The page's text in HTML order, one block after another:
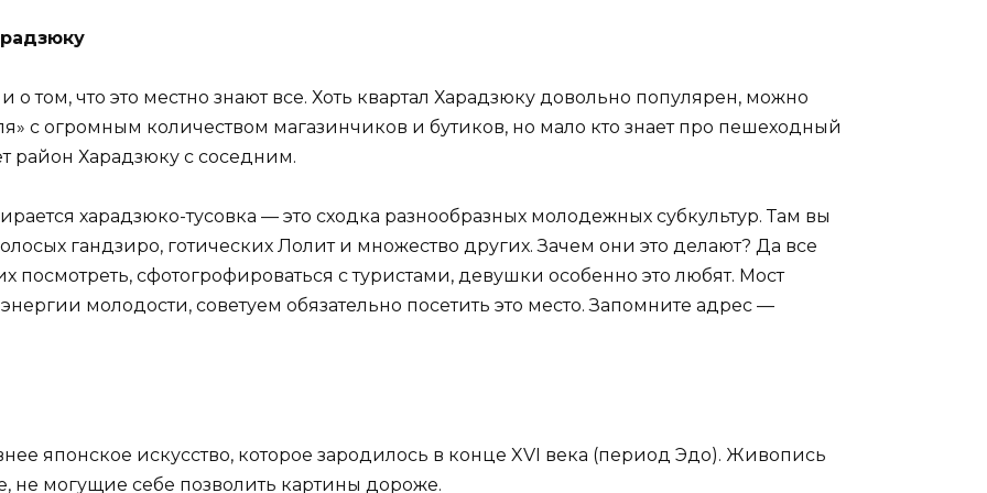
о том, что это местно знают все. Хоть квартал Харадзюку довольно популярен, можно
с огромным количеством магазинчиков и бутиков, но мало кто знает про пешеходный
район Харадзюку с соседним.
харадзюко-тусовка — это сходка разнообразных молодежных субкультур. Там вы
гандзиро, готических Лолит и множество других. Зачем они это делают? Да все
посмотреть, сфотогрофироваться с туристами, девушки особенно это любят. Мост
молодости, советуем обязательно посетить это место. Запомните адрес —
японское искусство, которое зародилось в конце XVI века (период Эдо). Живопись
не могущие себе позволить картины дороже.